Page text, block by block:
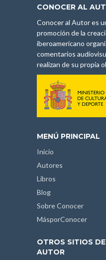
CONOCER AL
Conocer al Autor es
promoción de la
iberoamericano
comentarios
realizan de su propia
MENÚ PRINCIPAL
Inicio
Autores
Libros
Blog
Sobre Conocer
MásporConocer
OTROS SITIOS
AUTOR